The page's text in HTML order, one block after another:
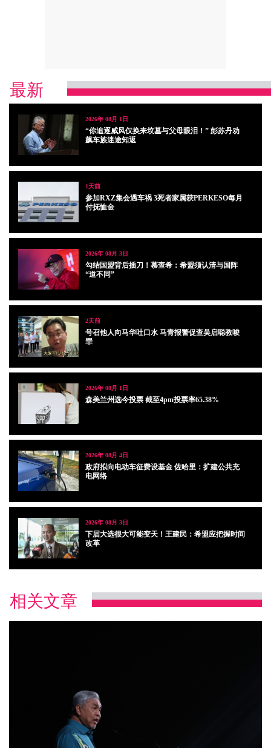
最新
2026年 08月 1日
“你追逐威风仅换来坟墓与父母眼泪！” 彭苏丹劝
飙车族迷途知返
1天前
参加RXZ集会遇车祸 3死者家属获PERKESO每月
付抚恤金
2026年 08月 3日
勾结国盟背后插刀！慕查希：希盟须认清与国阵
“道不同”
2天前
号召他人向马华吐口水 马青报警促查吴启聪教唆
罪
2026年 08月 1日
森美兰州选今投票 截至4pm投票率65.38%
2026年 08月 4日
政府拟向电动车征费设基金 佐哈里：扩建公共充
电网络
2026年 08月 3日
下届大选很大可能变天！王建民：希盟应把握时间
改革
相关文章